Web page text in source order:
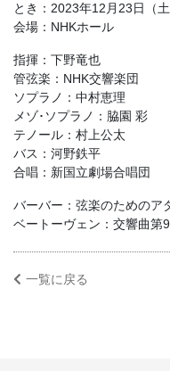
とき：2023年12月23日（
会場：NHKホール
指揮：下野竜也
管弦楽：NHK交響楽団
ソプラノ：中村恵理
メゾ･ソプラノ：脇園 彩
テノール：村上公太
バス：河野鉄平
合唱：新国立劇場合唱団
バーバー：弦楽のためのア
ベートーヴェン：交響曲第
一覧に戻る